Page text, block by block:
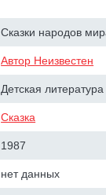
Сказки народов
Автор Неизвестен
Детская литература
Сказка
1987
нет данных